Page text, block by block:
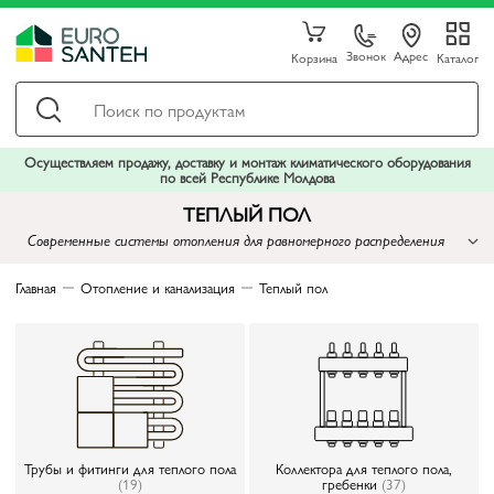
Корзина Звонок Адрес Каталог
Осуществляем продажу, доставку и монтаж климатического оборудования
по всей Республике Молдова
ТЕПЛЫЙ ПОЛ
Современные системы отопления для равномерного распределения
Главная Отопление и канализация Теплый пол
Трубы и фитинги для теплого пола
(19)
Коллектора для теплого пола,
гребенки (37)